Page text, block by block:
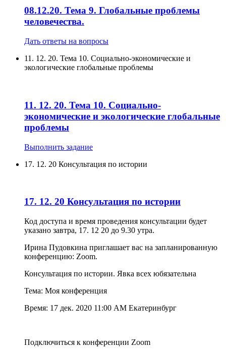
08.12.20. Тема 9. Глобальные проблемы
человечества.
Дать ответы на вопросы
11. 12. 20. Тема 10. Социально-экономические и
экологические глобальные проблемы
11. 12. 20. Тема 10. Социально-
экономические и экологические глобальные
проблемы
Выполнить задание
17. 12. 20 Консультация по истории
17. 12. 20 Консультация по истории
Код доступа и время проведения консультации будет
указано завтра, 17. 12 20 до 9.30 утра.
Ирина Пудовкина приглашает вас на запланированную
конференцию: Zoom.
Консультация по истории. Явка всех юбязательна
Тема: Моя конференция
Время: 17 дек. 2020 11:00 AM Екатеринбург
Подключиться к конференции Zoom